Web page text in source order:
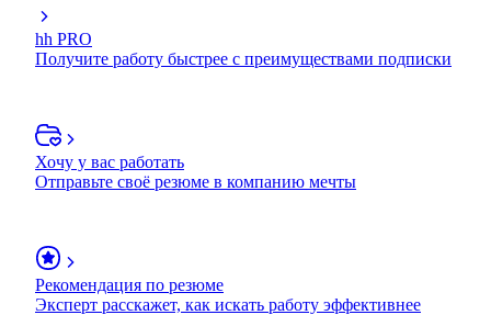
hh PRO
Получите работу быстрее с преимуществами подписки
Хочу у вас работать
Отправьте своё резюме в компанию мечты
Рекомендация по резюме
Эксперт расскажет, как искать работу эффективнее